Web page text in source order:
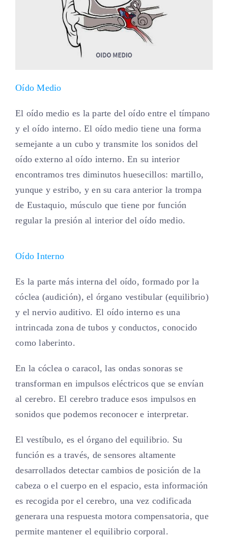
Oído Medio
El oído medio es la parte del oído entre el tímpano
y el oído interno. El oído medio tiene una forma
semejante a un cubo y transmite los sonidos del
oído externo al oído interno. En su interior
encontramos tres diminutos huesecillos: martillo,
yunque y estribo, y en su cara anterior la trompa
de Eustaquio, músculo que tiene por función
regular la presión al interior del oído medio.
Oído Interno
Es la parte más interna del oído, formado por la
cóclea (audición), el órgano vestibular (equilibrio)
y el nervio auditivo. El oído interno es una
intrincada zona de tubos y conductos, conocido
como laberinto.
En la cóclea o caracol, las ondas sonoras se
transforman en impulsos eléctricos que se envían
al cerebro. El cerebro traduce esos impulsos en
sonidos que podemos reconocer e interpretar.
El vestíbulo, es el órgano del equilibrio. Su
función es a través, de sensores altamente
desarrollados detectar cambios de posición de la
cabeza o el cuerpo en el espacio, esta información
es recogida por el cerebro, una vez codificada
generara una respuesta motora compensatoria, que
permite mantener el equilibrio corporal.